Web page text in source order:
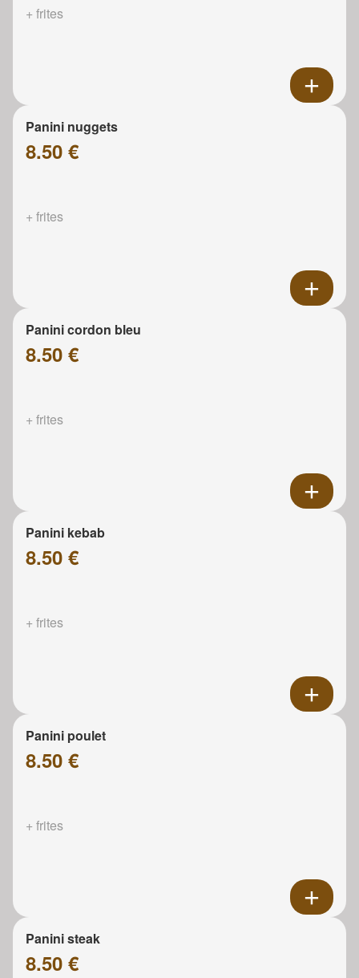
+ frites
Panini nuggets
8.50 €
+ frites
Panini cordon bleu
8.50 €
+ frites
Panini kebab
8.50 €
+ frites
Panini poulet
8.50 €
+ frites
Panini steak
8.50 €